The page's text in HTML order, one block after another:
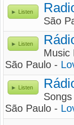
Listen
São
Listen
Music
São Paulo -
Listen
São Paulo -